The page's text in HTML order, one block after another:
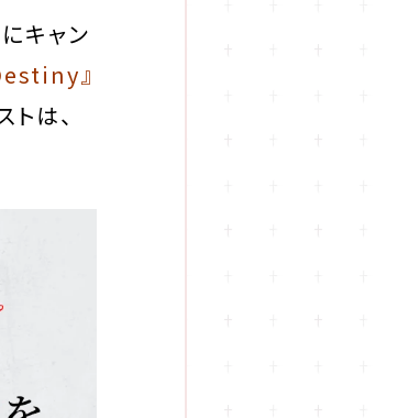
キャン
』
は、